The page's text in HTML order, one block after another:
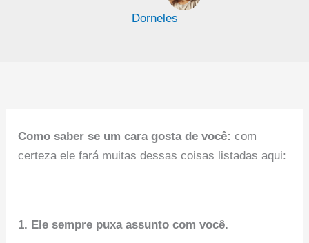
Dorneles
Como saber se um cara gosta de você: com
certeza ele fará muitas dessas coisas listadas aqui:
1. Ele sempre puxa assunto com você.